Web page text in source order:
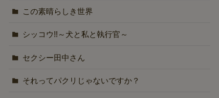
この素晴らしき世界
シッコウ!!～犬と私と執行官～
セクシー田中さん
それってパクリじゃないですか？